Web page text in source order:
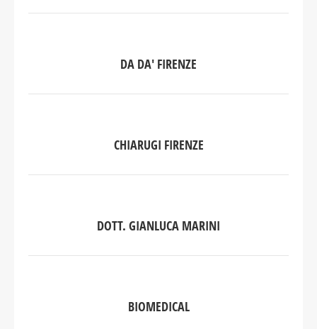
DA DA' FIRENZE
CHIARUGI FIRENZE
DOTT. GIANLUCA MARINI
BIOMEDICAL